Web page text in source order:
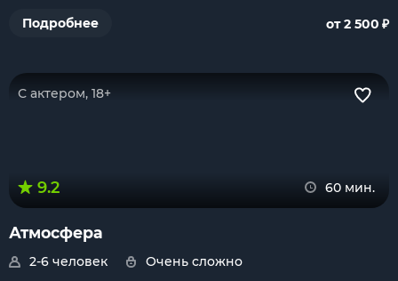
Подробнее
от 2 500 ₽
С актером, 18+
9.2 60 мин.
Атмосфера
2-6 человек
Очень сложно